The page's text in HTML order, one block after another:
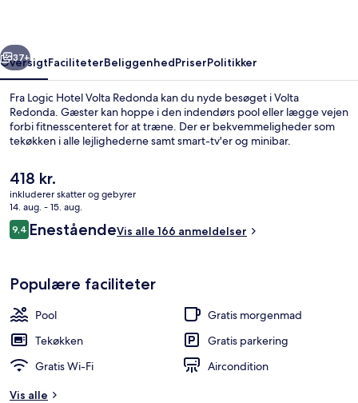
Terrasse/gårdhave
Næste
37+
OversigtFaciliteterBeliggenhedPriserPolitikker
Fra Logic Hotel Volta Redonda kan du nyde besøget i Volta
Redonda. Gæster kan hoppe i den indendørs pool eller lægge vejen
forbi fitnesscenteret for at træne. Der er bekvemmeligheder som
tekøkken i alle lejlighederne samt smart-tv'er og minibar.
Den
nuværende
pris
er
418 kr.
418 kr.
inkluderer skatter og gebyrer
14. aug. - 15. aug.
Anmeldelser
9,49,4 ud af 10.
EneståendeVis alle 166 anmeldelser
Populære faciliteter
Pool
Gratis morgenmad
Tekøkken
Gratis parkering
Gratis Wi-Fi
Aircondition
Vis alle